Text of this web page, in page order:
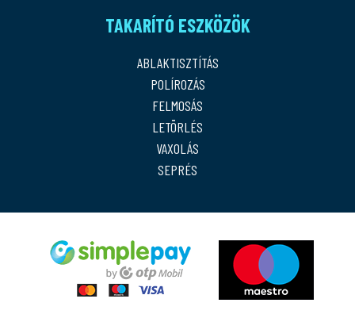
TAKARÍTÓ ESZKÖZÖK
ABLAKTISZTÍTÁS
POLÍROZÁS
FELMOSÁS
LETÖRLÉS
VAXOLÁS
SEPRÉS